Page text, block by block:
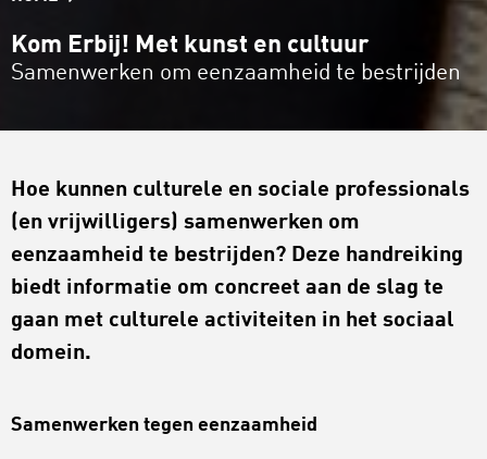
Kom Erbij! Met kunst en cultuur
Samenwerken om eenzaamheid te bestrijden
Hoe kunnen culturele en sociale professionals
(en vrijwilligers) samenwerken om
eenzaamheid te bestrijden? Deze handreiking
biedt informatie om concreet aan de slag te
gaan met culturele activiteiten in het sociaal
domein.
Samenwerken tegen eenzaamheid